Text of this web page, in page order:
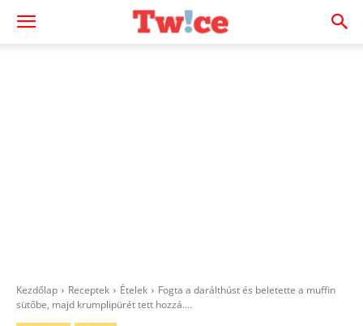
Kezdőlap Receptek Ételek
Fogta a darálthúst és beletette a muffin
sütőbe, majd krumplipürét tett hozzá....